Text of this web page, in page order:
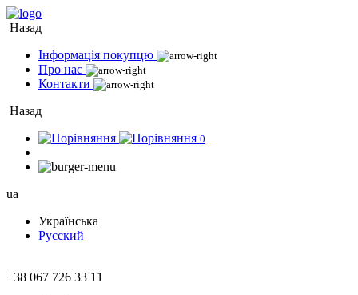
Назад
Інформація покупцю
Про нас
Контакти
Назад
0
ua
Українська
Русский
+38 067 726 33 11